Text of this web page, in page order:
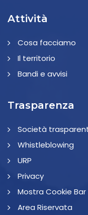
Attività
Cosa facciamo
Il territorio
Bandi e avvisi
Trasparenza
Società
Whistleblowing
URP
Privacy
Mostra Cookie Bar
Area Riservata